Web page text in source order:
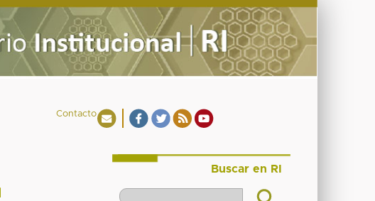
Contacto
Buscar en RI